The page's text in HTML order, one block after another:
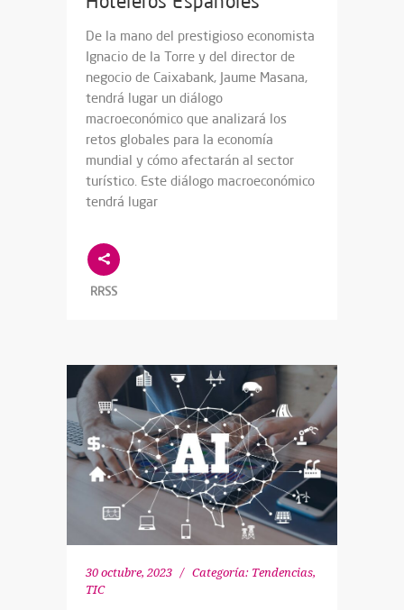
De la mano del prestigioso economista
Ignacio de la Torre y del director de
negocio de Caixabank, Jaume Masana,
tendrá lugar un diálogo
macroeconómico que analizará los
retos globales para la economía
mundial y cómo afectarán al sector
turístico. Este diálogo macroeconómico
tendrá lugar
RRSS
30 octubre, 2023 Categoría: Tendencias,
TIC